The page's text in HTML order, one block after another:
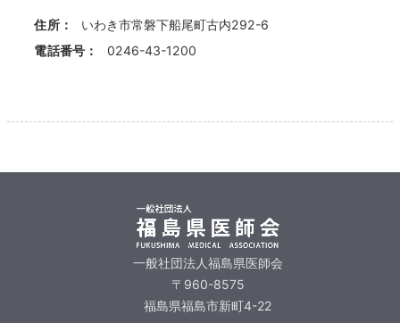
住所：
いわき市常磐下船尾町古内292-6
電話番号：
0246-43-1200
一般社団法人福島県医師会
〒960-8575
福島県福島市新町4-22